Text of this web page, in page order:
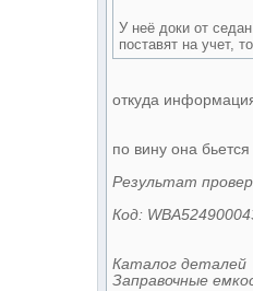
У неё доки от
поставят на учет,
откуда
по вину она
Результат
Код:
Каталог деталей
Заправочные